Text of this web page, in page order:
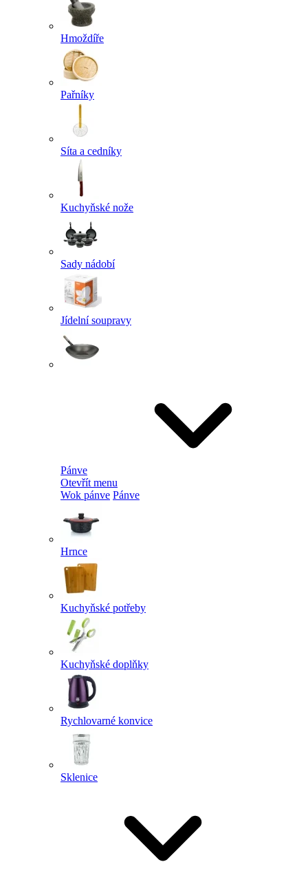
Hmoždíře
Pařníky
Síta a cedníky
Kuchyňské nože
Sady nádobí
Jídelní soupravy
Pánve
Otevřít menu
Wok pánve Pánve
Hrnce
Kuchyňské potřeby
Kuchyňské doplňky
Rychlovarné konvice
Sklenice